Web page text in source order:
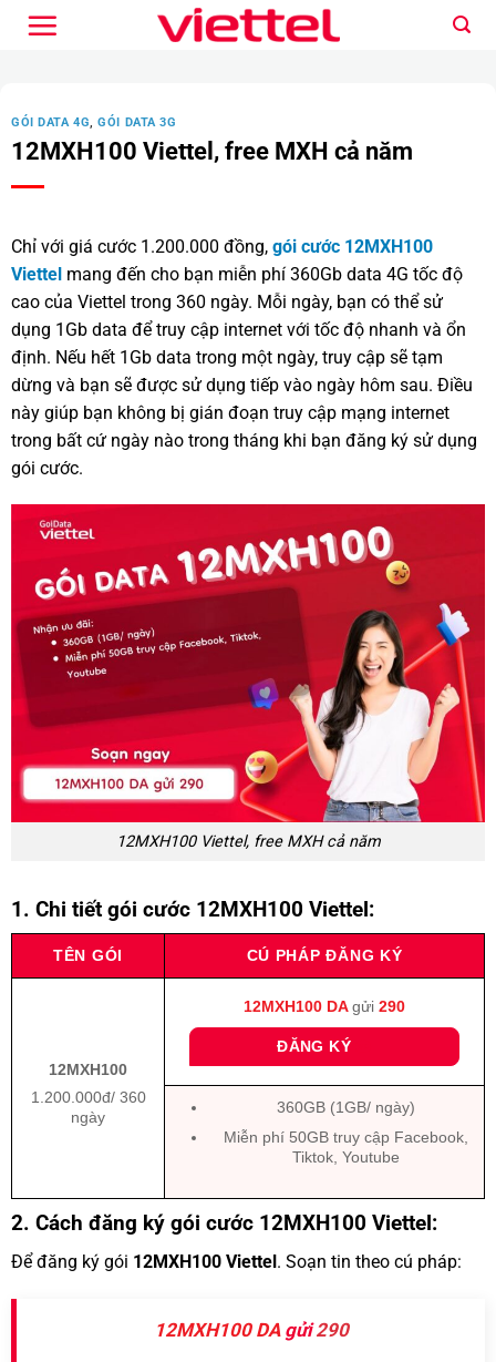
qua
GÓI DATA 4G,GÓI DATA 3G
12MXH100 Viettel, free MXH cả năm
Chỉ với giá cước 1.200.000 đồng, gói cước 12MXH100
Viettel mang đến cho bạn miễn phí 360Gb data 4G tốc độ
cao của Viettel trong 360 ngày. Mỗi ngày, bạn có thể sử
dụng 1Gb data để truy cập internet với tốc độ nhanh và ổn
định. Nếu hết 1Gb data trong một ngày, truy cập sẽ tạm
dừng và bạn sẽ được sử dụng tiếp vào ngày hôm sau. Điều
này giúp bạn không bị gián đoạn truy cập mạng internet
trong bất cứ ngày nào trong tháng khi bạn đăng ký sử dụng
gói cước.
12MXH100 Viettel, free MXH cả năm
1. Chi tiết gói cước 12MXH100 Viettel:
TÊN GÓI CÚ PHÁP ĐĂNG KÝ
12MXH100
1.200.000đ/ 360
ngày
12MXH100 DAgửi 290
ĐĂNG KÝ
360GB (1GB/ ngày)
Miễn phí 50GB truy cập Facebook,
Tiktok, Youtube
2. Cách đăng ký gói cước 12MXH100 Viettel:
Để đăng ký gói 12MXH100 Viettel. Soạn tin theo cú pháp:
12MXH100 DA gửi290